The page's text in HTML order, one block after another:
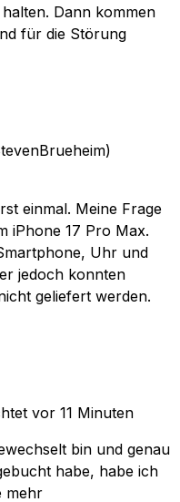
Dann kommen
für die Störung
einmal. Meine Frage
iPhone 17 Pro Max.
Uhr und
jedoch konnten
geliefert werden.
vor 11 Minuten
bin und genau
habe, habe ich
mehr